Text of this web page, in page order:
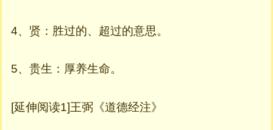
4、贤：胜过的、超过的意思。
5、贵生：厚养生命。
[延伸阅读1]王弼《道德经注》